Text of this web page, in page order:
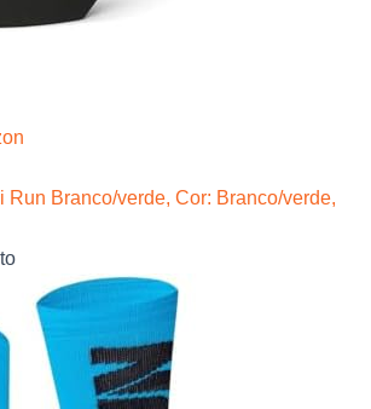
Run Branco/verde, Cor: Branco/verde,